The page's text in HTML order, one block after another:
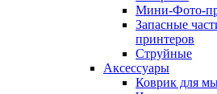
Мини-Фото-
Запасные
принтеров
Струйные
Аксессуары
Коврик для